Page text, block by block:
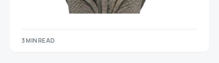
3 MIN READ